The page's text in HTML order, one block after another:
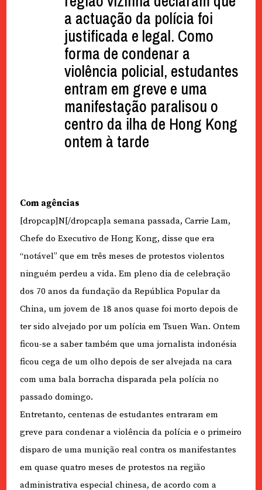
a actuação da polícia foi
justificada e legal. Como
forma de condenar a
violência policial, estudantes
entram em greve e uma
manifestação paralisou o
centro da ilha de Hong Kong
ontem à tarde
Com agências
[dropcap]N[/dropcap]a semana passada, Carrie Lam,
Chefe do Executivo de Hong Kong, disse que era
“notável” que em três meses de protestos violentos
ninguém perdeu a vida. Em pleno dia de celebração
dos 70 anos da fundação da República Popular da
China, um jovem de 18 anos quase foi morto depois de
ter sido alvejado por um polícia em Tsuen Wan. Ontem
ficou-se a saber também que uma jornalista indonésia
ficou cega de um olho depois de ser alvejada na cara
com uma bala borracha disparada pela polícia no
passado domingo.
Entretanto, centenas de estudantes entraram em
greve para condenar a violência da polícia e o primeiro
disparo de uma munição real contra os manifestantes
em quase quatro meses de protestos na região
administrativa especial chinesa, de acordo com a